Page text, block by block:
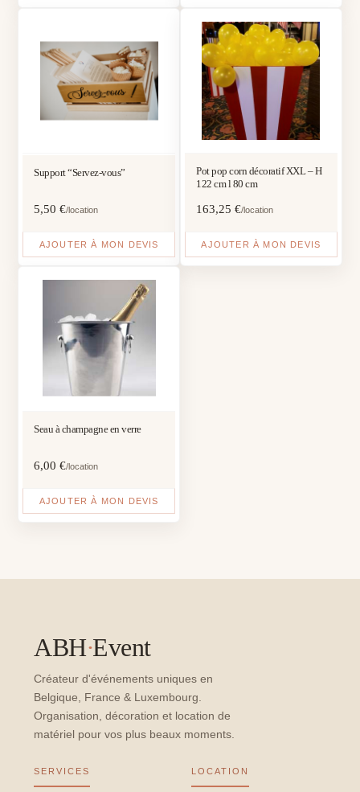
Support “Servez-vous”
5,50€/location
AJOUTER À MON DEVIS
Pot pop corn décoratif XXL – H
122 cm l 80 cm
163,25 €/location
AJOUTER À MON DEVIS
Seau à champagne en verre
6,00€/location
AJOUTER À MON DEVIS
ABH·Event
Créateur d'événements uniques en
Belgique, France & Luxembourg.
Organisation, décoration et location de
matériel pour vos plus beaux moments.
SERVICES LOCATION